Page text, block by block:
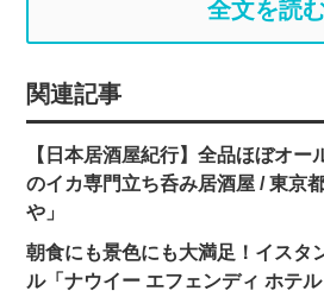
全文を読
関連記事
【日本居酒屋紀行】全品ほぼオー
のイカ専門立ち呑み居酒屋 / 東京
や」
朝食にも景色にも大満足！イスタ
ル「ナウイー エフェンディ ホテ